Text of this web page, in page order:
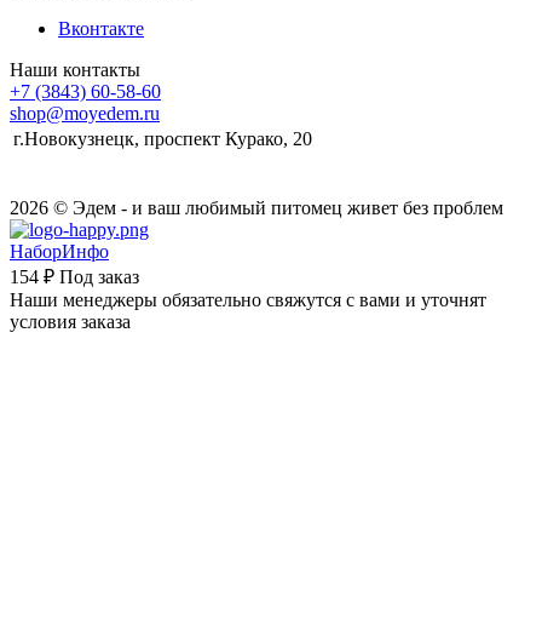
Вконтакте
Наши контакты
+7 (3843) 60-58-60
shop@moyedem.ru
г.Новокузнецк, проспект Курако, 20
2026 © Эдем - и ваш любимый питомец живет без проблем
НаборИнфо
154 ₽ Под заказ
Наши менеджеры обязательно свяжутся с вами и уточнят
условия заказа